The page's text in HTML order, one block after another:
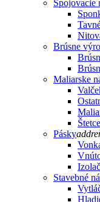
Spojovacie
Brúsne
Maliarske
Štetce
Páskyadd
Stavebné